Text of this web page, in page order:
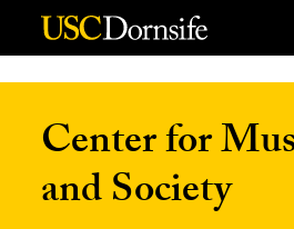
Skip to Content
Center for
and Society